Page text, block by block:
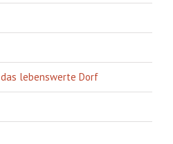
lebenswerte Dorf